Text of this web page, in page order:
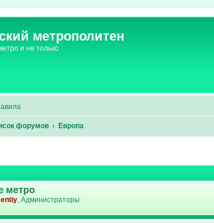
метрополитен
и не только
форумов Европа
метро
, Администраторы